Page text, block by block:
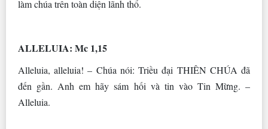
làm chúa trên toàn diện lãnh thổ.
ALLELUIA: Mc 1,15
Alleluia, alleluia! – Chúa nói: Triều đại THIÊN CHÚA đã
đến gần. Anh em hãy sám hối và tin vào Tin Mừng. –
Alleluia.